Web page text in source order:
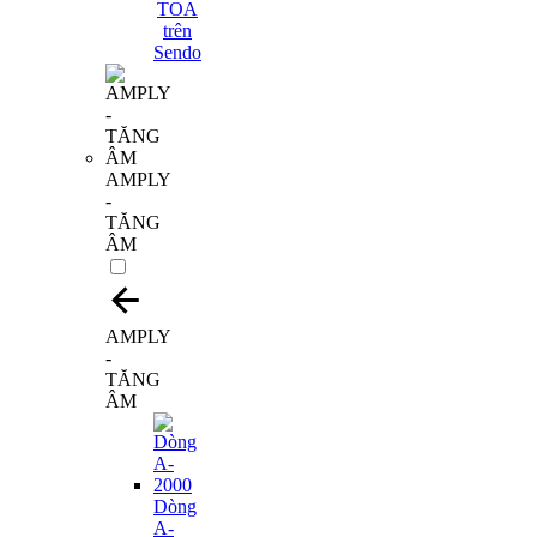
AMPLY
-
TĂNG
ÂM
AMPLY
-
TĂNG
ÂM
Dòng
A-